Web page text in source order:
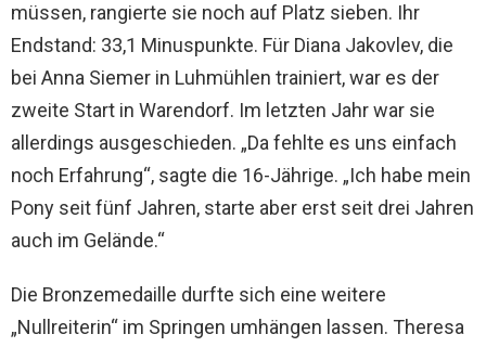
müssen, rangierte sie noch auf Platz sieben. Ihr
Endstand: 33,1 Minuspunkte. Für Diana Jakovlev, die
bei Anna Siemer in Luhmühlen trainiert, war es der
zweite Start in Warendorf. Im letzten Jahr war sie
allerdings ausgeschieden. „Da fehlte es uns einfach
noch Erfahrung“, sagte die 16-Jährige. „Ich habe mein
Pony seit fünf Jahren, starte aber erst seit drei Jahren
auch im Gelände.“
Die Bronzemedaille durfte sich eine weitere
„Nullreiterin“ im Springen umhängen lassen. Theresa